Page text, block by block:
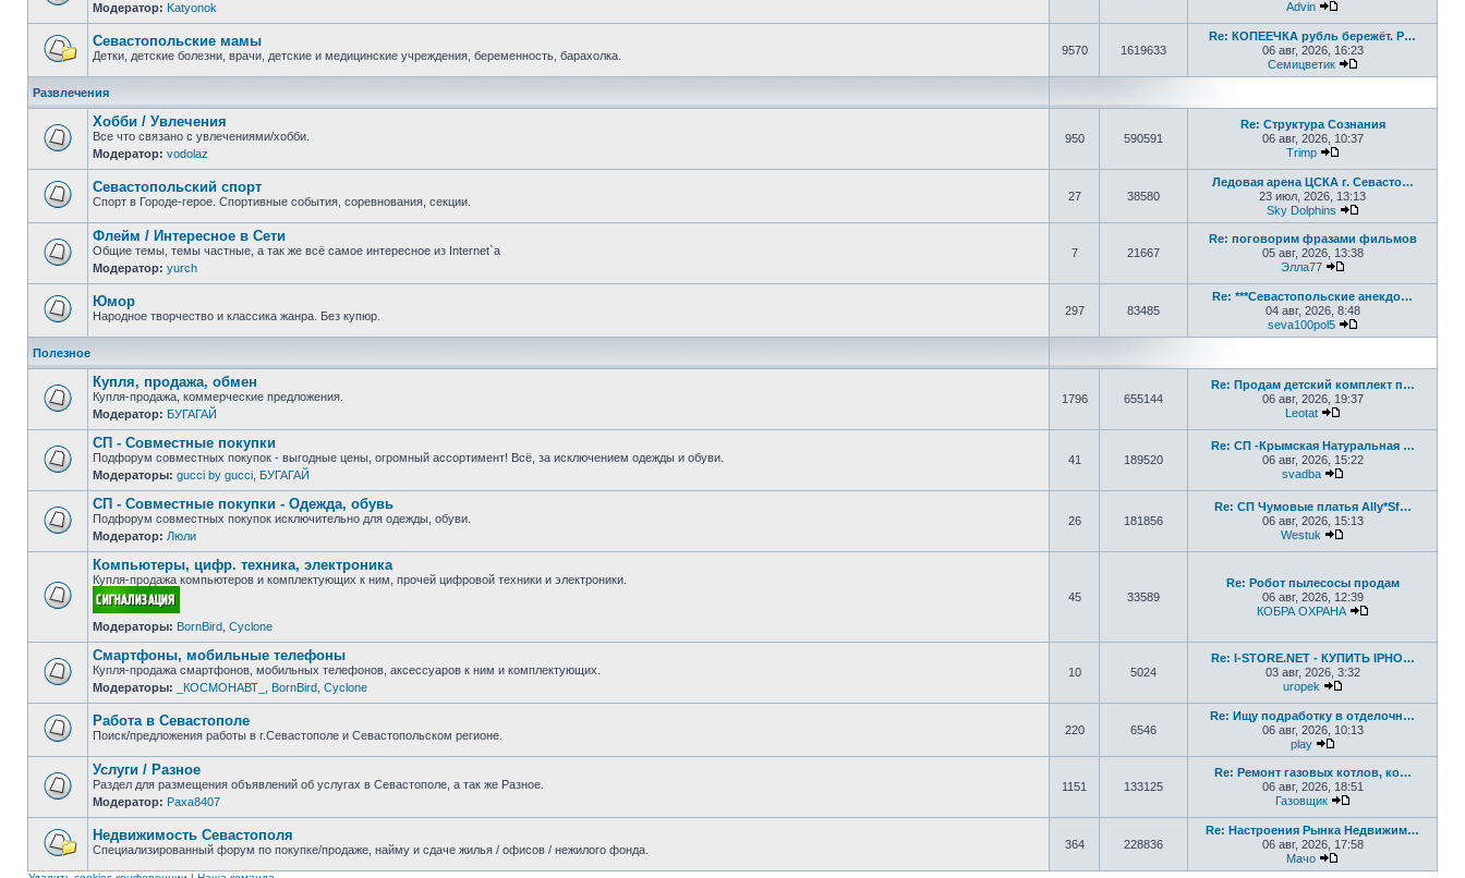
Нет
непрочитанных
сообщений
Модератор: Katyonok
Advin
непрочитанных
сообщений
Севастопольские мамы
Детки, детские болезни, врачи, детские и медицинские учреждения, беременность, барахолка. 9570 1619633
Re: КОПЕЕЧКА рубль бережёт. Р…
06 авг, 2026, 16:23
Семицветик
Перейти к
Развлечения
Нет
непрочитанных
сообщений
Хобби / Увлечения
Все что связано с увлечениями/хобби.
Модератор: vodolaz
950 590591
Re: Структура Сознания
06 авг, 2026, 10:37
Trimp
непрочитанных
сообщений
Севастопольский спорт
Спорт в Городе-герое. Спортивные события, соревнования, секции. 27 38580
Ледовая арена ЦСКА г. Севасто…
23 июл, 2026, 13:13
Sky Dolphins
Перейти к
Нет
непрочитанных
сообщений
Флейм / Интересное в Cети
Общие темы, темы частные, а так же всё самое интересное из Internet`а
Модератор: yurch
7 21667
Re: поговорим фразами фильмов
05 авг, 2026, 13:38
Элла77
непрочитанных
сообщений
Юмор
Народное творчество и классика жанра. Без купюр. 297 83485
Re: ***Севастопольские анекдо…
04 авг, 2026, 8:48
seva100pol5
Перейти к
Полезное
Нет
непрочитанных
сообщений
Купля, продажа, обмен
Купля-продажа, коммерческие предложения.
Модератор: БУГАГАЙ
1796 655144
Re: Продам детский комплект п…
06 авг, 2026, 19:37
Leotat
Нет
непрочитанных
сообщений
СП - Совместные покупки
Подфорум совместных покупок - выгодные цены, огромный ассортимент! Всё, за исключением одежды и обуви.
Модераторы: gucci by gucci БУГАГАЙ
41 189520
Re: СП -Крымская Натуральная …
06 авг, 2026, 15:22
svadba
Нет
непрочитанных
сообщений
СП - Совместные покупки - Одежда, обувь
Подфорум совместных покупок исключительно для одежды, обуви.
Модератор: Люли
26 181856
Re: СП Чумовые платья Ally*Sf…
06 авг, 2026, 15:13
Westuk
Нет
непрочитанных
Компьютеры, цифр. техника, электроника
Купля-продажа компьютеров и комплектующих к ним, прочей цифровой техники и электроники.
Модераторы: BornBird Cyclone
45 33589
Re: Робот пылесосы продам
06 авг, 2026, 12:39
КОБРА ОХРАНА
Нет
непрочитанных
сообщений
Смартфоны, мобильные телефоны
Купля-продажа смартфонов, мобильных телефонов, аксессуаров к ним и комплектующих.
Модераторы:
_КОСМОНАВТ_ BornBird Cyclone
10 5024
Re: I-STORE.NET - КУПИТЬ IPHO…
03 авг, 2026, 3:32
uropek
непрочитанных
сообщений
Работа в Севастополе
Поиск/предложения работы в г.Севастополе и Севастопольском регионе. 220 6546
Re: Ищу подработку в отделочн…
06 авг, 2026, 10:13
play
Перейти к
Нет
непрочитанных
сообщений
Услуги / Разное
Раздел для размещения объявлений об услугах в Севастополе, а так же Разное.
Модератор: Paxa8407
1151 133125
Re: Ремонт газовых котлов, ко…
06 авг, 2026, 18:51
Газовщик
непрочитанных
Недвижимость Севастополя
Специализированный форум по покупке/продаже, найму и сдаче жилья / офисов / нежилого фонда. 364 228836
Re: Настроения Рынка Недвижим…
06 авг, 2026, 17:58
Мачо
Перейти к